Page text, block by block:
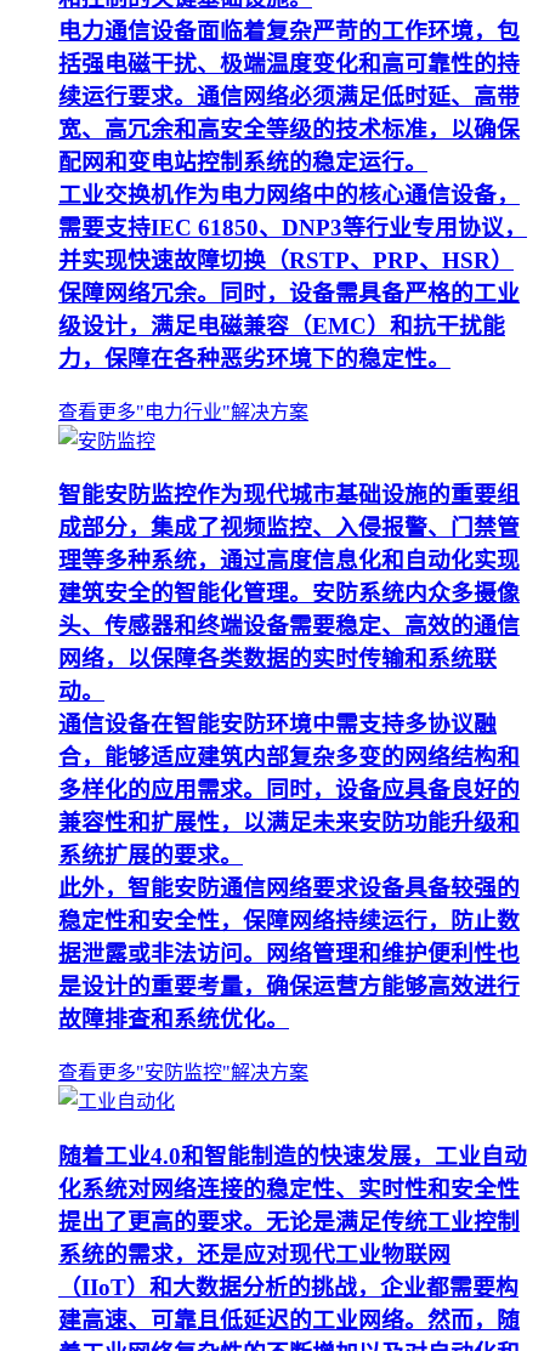
电力通信设备面临着复杂严苛的工作环境，包
括强电磁干扰、极端温度变化和高可靠性的持
续运行要求。通信网络必须满足低时延、高带
宽、高冗余和高安全等级的技术标准，以确保
配网和变电站控制系统的稳定运行。
工业交换机作为电力网络中的核心通信设备，
需要支持IEC 61850、DNP3等行业专用协议，
并实现快速故障切换（RSTP、PRP、HSR）
保障网络冗余。同时，设备需具备严格的工业
级设计，满足电磁兼容（EMC）和抗干扰能
力，保障在各种恶劣环境下的稳定性。
查看更多"电力行业"解决方案
智能安防监控作为现代城市基础设施的重要组
成部分，集成了视频监控、入侵报警、门禁管
理等多种系统，通过高度信息化和自动化实现
建筑安全的智能化管理。安防系统内众多摄像
头、传感器和终端设备需要稳定、高效的通信
网络，以保障各类数据的实时传输和系统联
动。
通信设备在智能安防环境中需支持多协议融
合，能够适应建筑内部复杂多变的网络结构和
多样化的应用需求。同时，设备应具备良好的
兼容性和扩展性，以满足未来安防功能升级和
系统扩展的要求。
此外，智能安防通信网络要求设备具备较强的
稳定性和安全性，保障网络持续运行，防止数
据泄露或非法访问。网络管理和维护便利性也
是设计的重要考量，确保运营方能够高效进行
故障排查和系统优化。
查看更多"安防监控"解决方案
随着工业4.0和智能制造的快速发展，工业自动
化系统对网络连接的稳定性、实时性和安全性
提出了更高的要求。无论是满足传统工业控制
系统的需求，还是应对现代工业物联网
（IIoT）和大数据分析的挑战，企业都需要构
建高速、可靠且低延迟的工业网络。然而，随